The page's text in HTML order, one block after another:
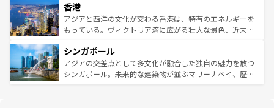
とつ。フォーやバインミー、ベトナムコーヒーなどは、ぜ
ひ現地で味わいたい。どの地域を訪れてもあたたかい人々
が旅行者を迎えてくれるので、きっと忘れられない旅にな
参照してほしい。
の活気が交差している。北部ではチェンマイなどの山岳地
帯で自然と触れ合い、南部ではプーケットやクラビの美し
いビーチでリゾート気分を楽しむことができる。タイ料理
激する。気候は一年中温暖で、どの季節にも異なる楽しみ
が待っている。親しみやすいタイの人々、仏教を中心とし
た文化、そして多様な観光資源が、訪れる旅人を魅了し続
香港
アジアと西洋の文化が交わる香港は、特有のエネルギーを
もっている。ヴィクトリア湾に広がる壮大な景色、近未来
み、どこを訪れても感動するはず。観光スポットが密集し
ており、効率よく見どころを回れるのも魅力。息をのむよ
うな絶景から文化的な体験まで、香港を存分に楽しみ尽く
シンガポール
アジアの交差点として多文化が融合した独自の魅力を放つ
シンガポール。未来的な建築物が並ぶマリーナベイ、歴史